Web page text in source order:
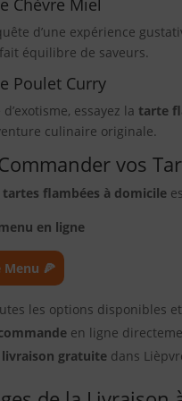
Chèvre Miel
d’une expérience
équilibre de saveurs.
Poulet Curry
essayez la tarte
culinaire originale.
vos
tartes flambées à domicile
en ligne
Menu 🍕
les options disponibles
en ligne
gratuite dans